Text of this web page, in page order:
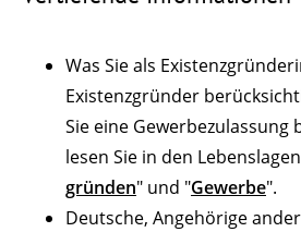
Was Sie als
Existenzgründer
Sie eine Gewerbezulassung
lesen Sie in den
gründen" und "Gewerbe".
Deutsche, Angehörige